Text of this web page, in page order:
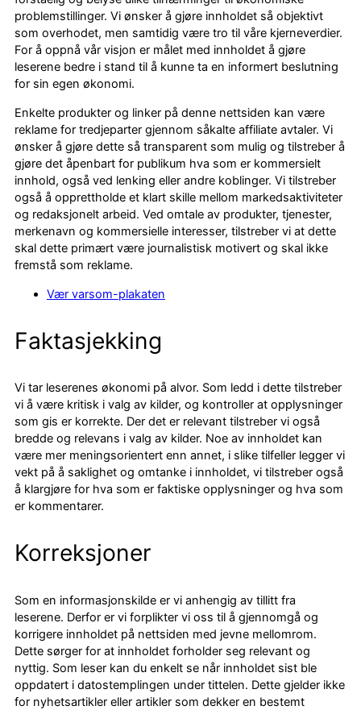
problemstillinger. Vi ønsker å gjøre innholdet så objektivt
som overhodet, men samtidig være tro til våre kjerneverdier.
For å oppnå vår visjon er målet med innholdet å gjøre
leserene bedre i stand til å kunne ta en informert beslutning
for sin egen økonomi.
Enkelte produkter og linker på denne nettsiden kan være
reklame for tredjeparter gjennom såkalte affiliate avtaler. Vi
ønsker å gjøre dette så transparent som mulig og tilstreber å
gjøre det åpenbart for publikum hva som er kommersielt
innhold, også ved lenking eller andre koblinger. Vi tilstreber
også å opprettholde et klart skille mellom markedsaktiviteter
og redaksjonelt arbeid. Ved omtale av produkter, tjenester,
merkenavn og kommersielle interesser, tilstreber vi at dette
skal dette primært være journalistisk motivert og skal ikke
fremstå som reklame.
Vær varsom-plakaten
Faktasjekking
Vi tar leserenes økonomi på alvor. Som ledd i dette tilstreber
vi å være kritisk i valg av kilder, og kontroller at opplysninger
som gis er korrekte. Der det er relevant tilstreber vi også
bredde og relevans i valg av kilder. Noe av innholdet kan
være mer meningsorientert enn annet, i slike tilfeller legger vi
vekt på å saklighet og omtanke i innholdet, vi tilstreber også
å klargjøre for hva som er faktiske opplysninger og hva som
er kommentarer.
Korreksjoner
Som en informasjonskilde er vi anhengig av tillitt fra
leserene. Derfor er vi forplikter vi oss til å gjennomgå og
korrigere innholdet på nettsiden med jevne mellomrom.
Dette sørger for at innholdet forholder seg relevant og
nyttig. Som leser kan du enkelt se når innholdet sist ble
oppdatert i datostemplingen under tittelen. Dette gjelder ikke
for nyhetsartikler eller artikler som dekker en bestemt